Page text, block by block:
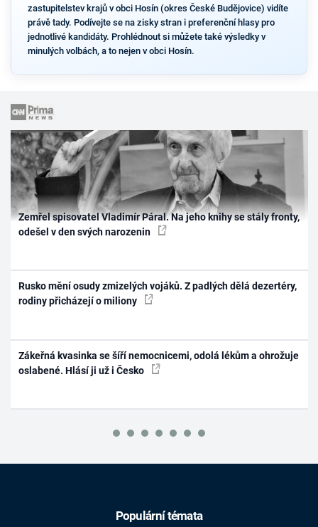
zastupitelstev krajů v obci Hosín (okres České Budějovice) vidíte
právě tady. Podívejte se na zisky stran i preferenční hlasy pro
jednotlivé kandidáty. Prohlédnout si můžete také výsledky v
minulých volbách, a to nejen v obci Hosín.
Zemřel spisovatel Vladimír Páral. Na jeho knihy se stály fronty,
odešel v den svých narozenin
Rusko mění osudy zmizelých vojáků. Z padlých dělá dezertéry,
rodiny přicházejí o miliony
Zákeřná kvasinka se šíří nemocnicemi, odolá lékům a ohrožuje
oslabené. Hlásí ji už i Česko
Populární témata